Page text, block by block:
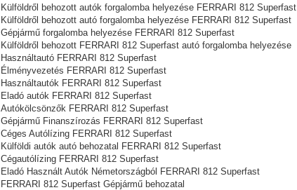
Külföldről behozott autók forgalomba helyezése FERRARI 812 Superfast
Külföldről behozott autó forgalomba helyezése FERRARI 812 Superfast
Gépjármű forgalomba helyezése FERRARI 812 Superfast
Külföldről behozott FERRARI 812 Superfast autó forgalomba helyezése
Használtautó‎ FERRARI 812 Superfast
Élményvezetés FERRARI 812 Superfast
Használtautó‎k FERRARI 812 Superfast
Eladó autók FERRARI 812 Superfast
Autókölcsönzők FERRARI 812 Superfast
Gépjármű Finanszírozás FERRARI 812 Superfast
Céges Autólízing FERRARI 812 Superfast
Külföldi autók‎ autó behozatal FERRARI 812 Superfast
Cégautólízing FERRARI 812 Superfast
Eladó Használt Autók Németországból FERRARI 812 Superfast
FERRARI 812 Superfast Gépjármű behozatal